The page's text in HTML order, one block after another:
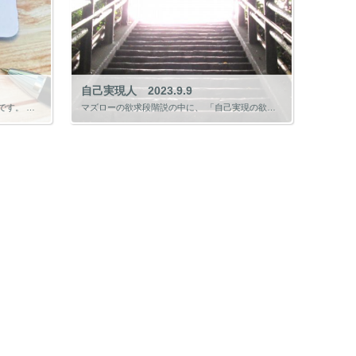
資格取得の勉強をする際に効率化は重要です。 生産の効率化の原則のなかに、 「ECRSの原則」 というものがあります。 ECRSの原則は、 「Eliminate」「Combine」「Rearrange」「Simplify」 […]
自己実現人 2023.9.9
マズローの欲求段階説の中に、 「自己実現の欲求」 があります。 マズローの欲求段階説は、人間の欲求を5段階に体系化し、 ①生理的欲求 ②安全の欲求 ③社会的欲求 ④自我の欲求 ⑤自己実現の欲求 に分かれています。 欲求は […]